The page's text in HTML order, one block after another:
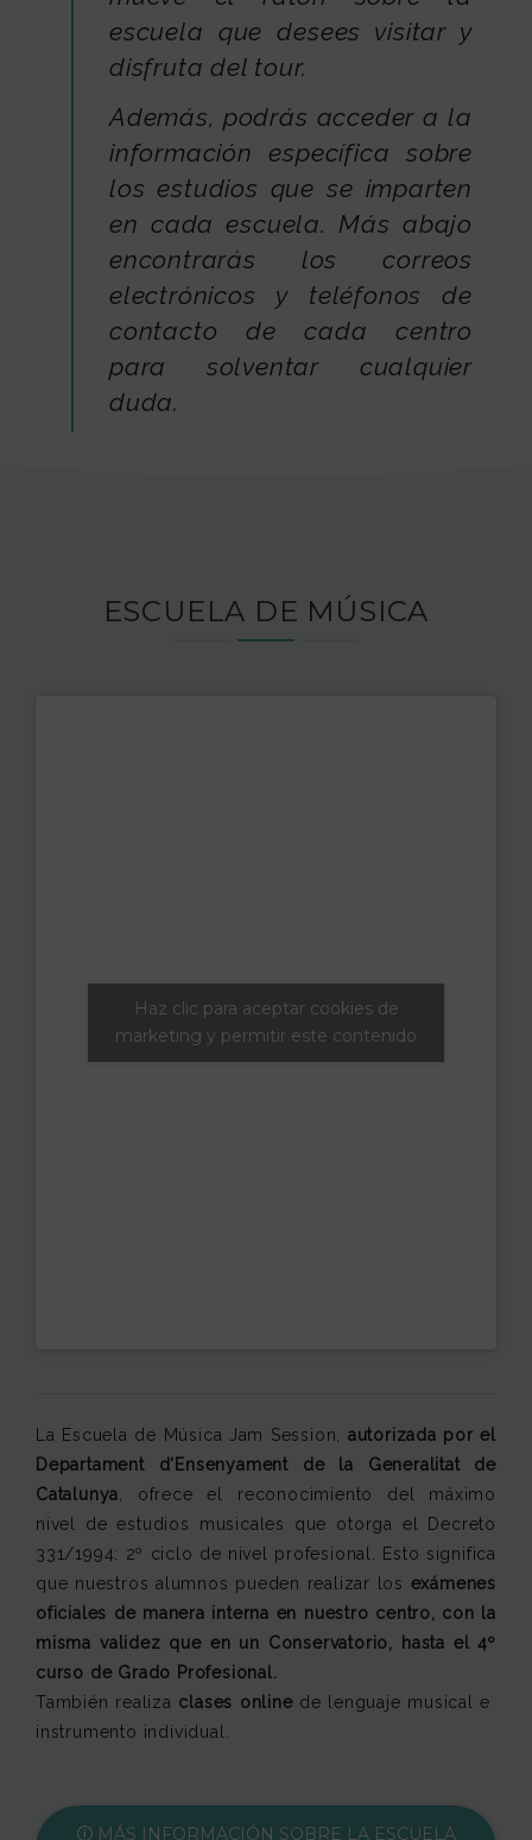
escuela que desees visitar y
disfruta del tour.
Además, podrás acceder a la
información específica sobre
los estudios que se imparten
en cada escuela. Más abajo
encontrarás los correos
electrónicos y teléfonos de
contacto de cada centro
para solventar cualquier
duda.
ESCUELA DE MÚSICA
Haz clic para aceptar cookies de
marketing y permitir este contenido
La Escuela de Música Jam Session, autorizada por el
Departament d'Ensenyament de la Generalitat de
Catalunya , ofrece el reconocimiento del máximo
nivel de estudios musicales que otorga el Decreto
331/1994: 2º ciclo de nivel profesional. Esto significa
que nuestros alumnos pueden realizar los exámenes
oficiales de manera interna en nuestro centro, con la
misma validez que en un Conservatorio, hasta el 4º
curso de Grado Profesional.
También realiza clases onlinede lenguaje musical e
instrumento individual.
🛈 MÁS INFORMACIÓN SOBRE LA ESCUELA